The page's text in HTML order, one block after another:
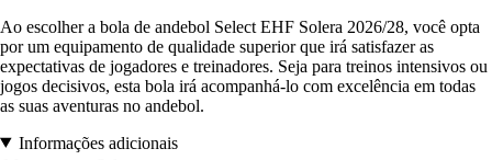
Ao escolher a bola de andebol Select EHF Solera 2026/28, você opta
por um equipamento de qualidade superior que irá satisfazer as
expectativas de jogadores e treinadores. Seja para treinos intensivos ou
jogos decisivos, esta bola irá acompanhá-lo com excelência em todas
as suas aventuras no andebol.
Informações adicionais